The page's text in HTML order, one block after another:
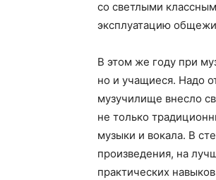
со светлыми
эксплуатацию
В этом же году при
но и учащиеся. Надо
музучилище внесло
не только
музыки и вокала. В
произведения, на
практических